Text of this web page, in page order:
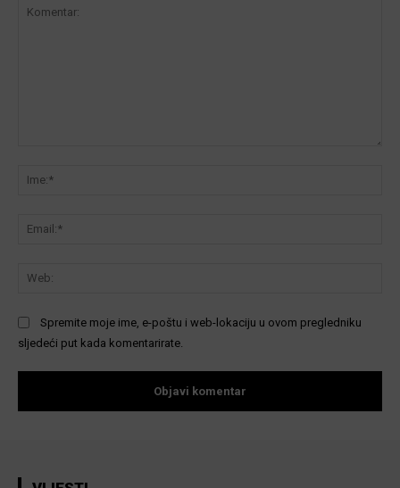
Spremite moje ime, e-poštu i web-lokaciju u ovom pregledniku
sljedeći put kada komentarirate.